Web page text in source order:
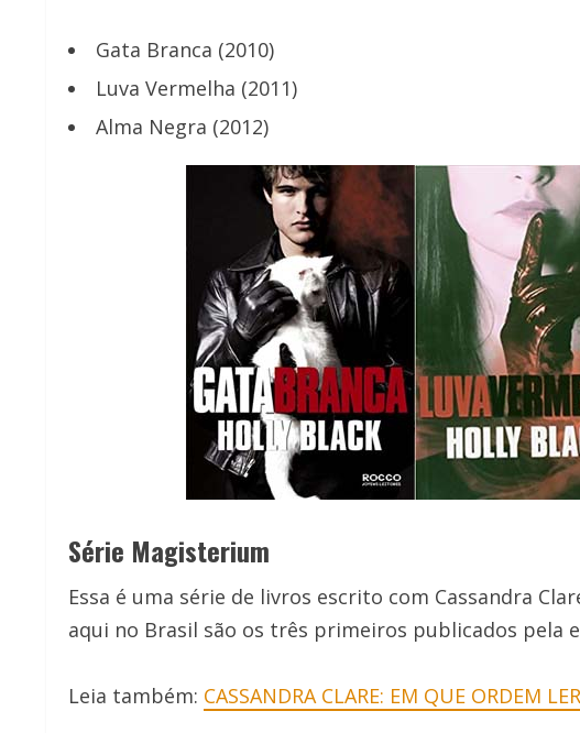
Gata Branca (2010)
Luva Vermelha (2011)
Alma Negra (2012)
Série Magisterium
Essa é uma série de livros escrito com Cassandra
aqui no Brasil são os três primeiros publicados pela
Leia também: CASSANDRA CLARE: EM QUE ORDEM